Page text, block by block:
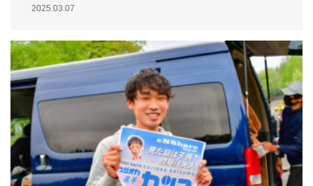
2025.03.07